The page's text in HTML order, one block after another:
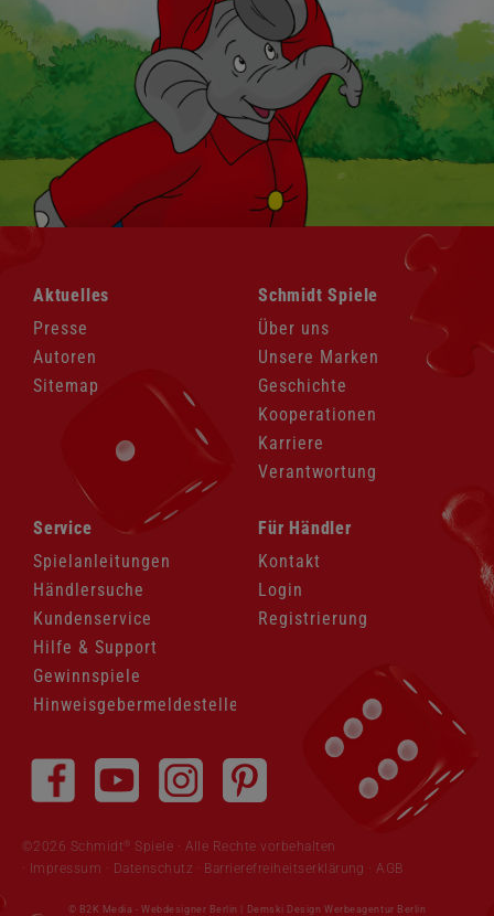
überspringen
Aktuelles
Presse
Autoren
Sitemap
Navigation
überspringen
Schmidt Spiele
Über uns
Unsere Marken
Geschichte
Kooperationen
Karriere
Verantwortung
Navigation
überspringen
Service
Spielanleitungen
Händlersuche
Kundenservice
Hilfe & Support
Gewinnspiele
Hinweisgebermeldestelle
Navigation
überspringen
Für Händler
Kontakt
Login
Registrierung
überspringen
©2026 Schmidt ®
Spiele · Alle Rechte vorbehalten
Impressum · Datenschutz · Barrierefreiheitserklärung · AGB
© B2K Media -Webdesigner Berlin Demski Design Werbeagentur Berlin